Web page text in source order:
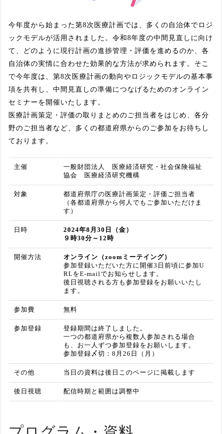
今年度から始まった第8次医療計画では、多くの自治体でロジ
ックモデルが活用されました。令和8年度の中間見直しに向け
て、どのように現行計画の進捗管理・評価を進めるのか、各
自治体の実情に合わせた効果的な方法が求められます。そこ
で今年度は、第8次医療計画の動向やロジックモデルの基本事
項を共有し、中間見直しの準備につなげるためのオンライン
セミナーを開催いたします。
医療計画策定・評価の取りまとめのご担当者をはじめ、各分
野のご担当者など、多くの都道府県からのご参加をお待ちし
ております。
主催
一般財団法人 医療経済研究・社会保険福祉
協会 医療経済研究機構
対象
都道府県庁の医療計画策定・評価ご担当者
（各都道府県から何人でもご参加いただけま
す）
日時
2024年8月30日（金）
９時30分～12時
開催方法
オンライン（zoomミーテイング）
参加登録いただいた方に開催3日前頃に参加U
RLをE-mailでお知らせします。
後日視聴される方も参加登録をお願いいたし
ます。
参加費 無料
参加登録
登録期間は終了しました。
一つの都道府県から複数人参加される場合
も、お一人ずつ参加登録をお願いします。
参加登録〆切：8月26日（月）
その他 当日の資料は後日このページに掲載します
後日視聴 配信時期と範囲は調整中